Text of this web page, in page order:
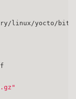
linux/yocto/